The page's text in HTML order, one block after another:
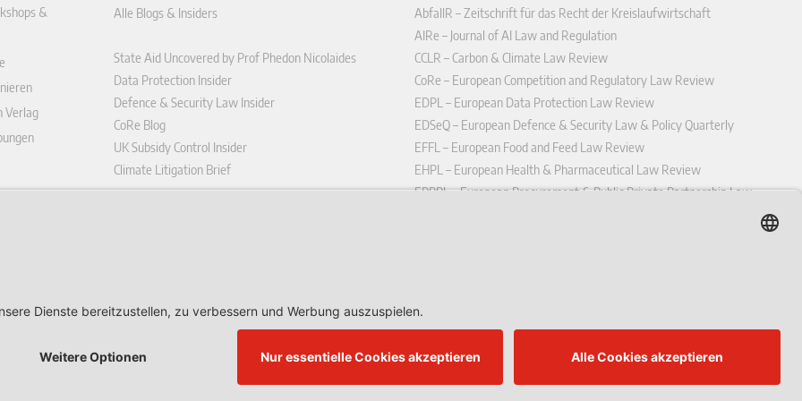
&
Verlag
widerrufen
Alle Blogs & Insiders
State Aid Uncovered by Prof Phedon Nicolaides
Data Protection Insider
Defence & Security Law Insider
CoRe Blog
UK Subsidy Control Insider
Climate Litigation Brief
AbfallR – Zeitschrift für das Recht der Kreislaufwirtschaft
AIRe – Journal of AI Law and Regulation
CCLR – Carbon & Climate Law Review
CoRe – European Competition and Regulatory Law Review
EDPL – European Data Protection Law Review
EDSeQ – European Defence & Security Law & Policy Quarterly
EFFL – European Food and Feed Law Review
EHPL – European Health & Pharmaceutical Law Review
EPPPL – European Procurement & Public Private Partnership Law
UWP – Umweltrechtliche Beiträge aus Wissenschaft und Praxis